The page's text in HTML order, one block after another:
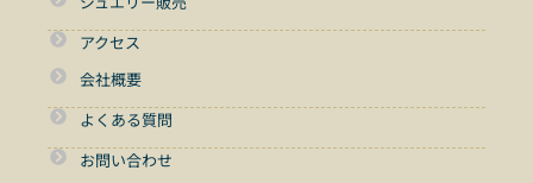
アクセス
会社概要
よくある質問
お問い合わせ